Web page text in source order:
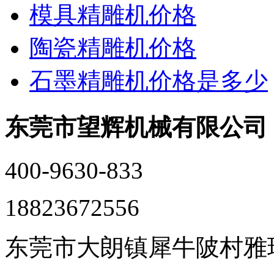
模具精雕机价格
陶瓷精雕机价格
石墨精雕机价格是多少
东莞市望辉机械有限公司
400-9630-833
18823672556
东莞市大朗镇犀牛陂村雅